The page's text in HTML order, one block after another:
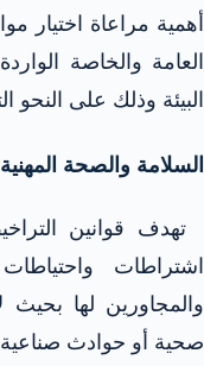
أهمية مراعاة اختيار
العامة والخاصة
البيئة وذلك على النحو
السلامة والصحة
تهدف قوانين
اشتراطات
والمجاورين لها
صحية أو حوادث صناعية